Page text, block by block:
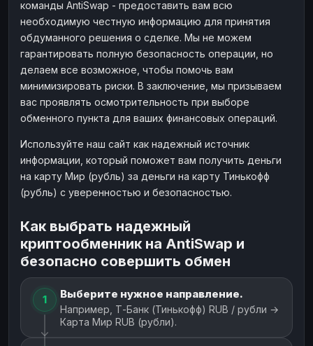
команды AntiSwap - предоставить вам всю
необходимую честную информацию для принятия
обдуманного решения о сделке. Мы не можем
гарантировать полную безопасность операции, но
делаем все возможное, чтобы помочь вам
минимизировать риски. В заключение, мы призываем
вас проявлять осмотрительность при выборе
обменного пункта для ваших финансовых операций.
Используйте наш сайт как надежный источник
информации, который поможет вам получить деньги
на карту Мир (рубль) за деньги на карту Тинькофф
(рубль) с уверенностью и безопасностью.
Как выбрать надежный
криптообменник на AntiSwap и
безопасно совершить обмен
1 Выберите нужное направление.
Например, Т-Банк (Тинькофф) RUB / рубли →
Карта Мир RUB (рубли).